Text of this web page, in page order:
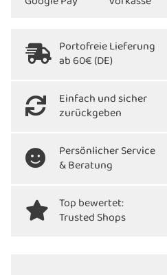
Portofreie Lieferung
ab 60€ (DE)
Einfach und sicher
zurückgeben
Persönlicher Service
& Beratung
Top bewertet:
Trusted Shops